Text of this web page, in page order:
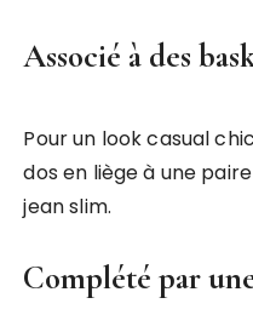
Associé à des
Pour un look casual
dos en liège à une
jean slim.
Complété par